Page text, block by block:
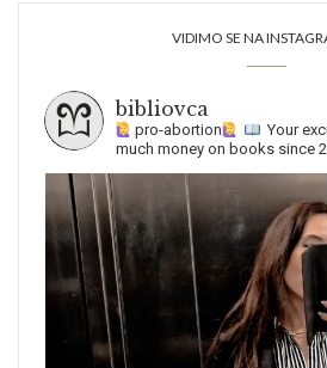
VIDIMO SE NA
bibliovca
pro-abortion
Your
much money on books since